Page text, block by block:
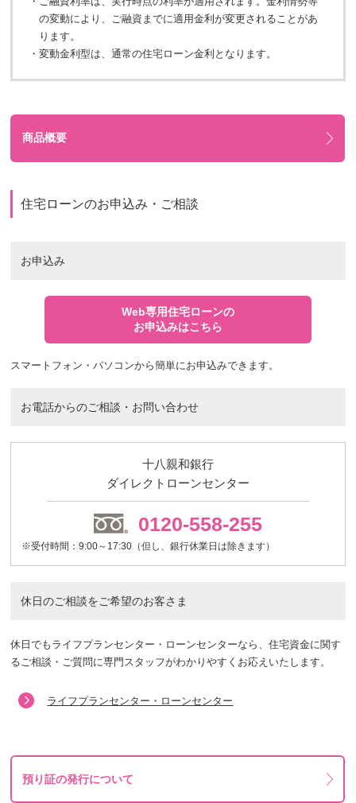
の変動により、ご融資までに適用金利が変更されることがあ
ります。
・変動金利型は、通常の住宅ローン金利となります。
商品概要
住宅ローンのお申込み・ご相談
お申込み
Web専用住宅ローンの
お申込みはこちら
スマートフォン・パソコンから簡単にお申込みできます。
お電話からのご相談・お問い合わせ
十八親和銀行
ダイレクトローンセンター
0120-558-255
※受付時間：9:00～17:30（但し、銀行休業日は除きます）
休日のご相談をご希望のお客さま
休日でもライフプランセンター・ローンセンターなら、住宅資金に関す
るご相談・ご質問に専門スタッフがわかりやすくお応えいたします。
ライフプランセンター・ローンセンター
預り証の発行について